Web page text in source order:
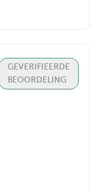
GEVERIFIEERDE
BEOORDELING